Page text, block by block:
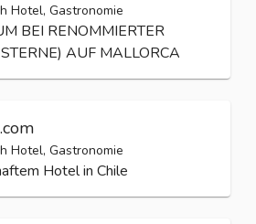
Hotel, Gastronomie
BEI RENOMMIERTER
AUF MALLORCA
Hotel, Gastronomie
Hotel in Chile